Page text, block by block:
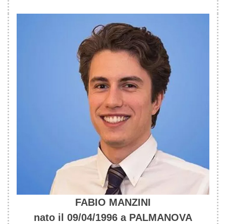
FABIO MANZINI
nato il 09/04/1996 a PALMANOVA